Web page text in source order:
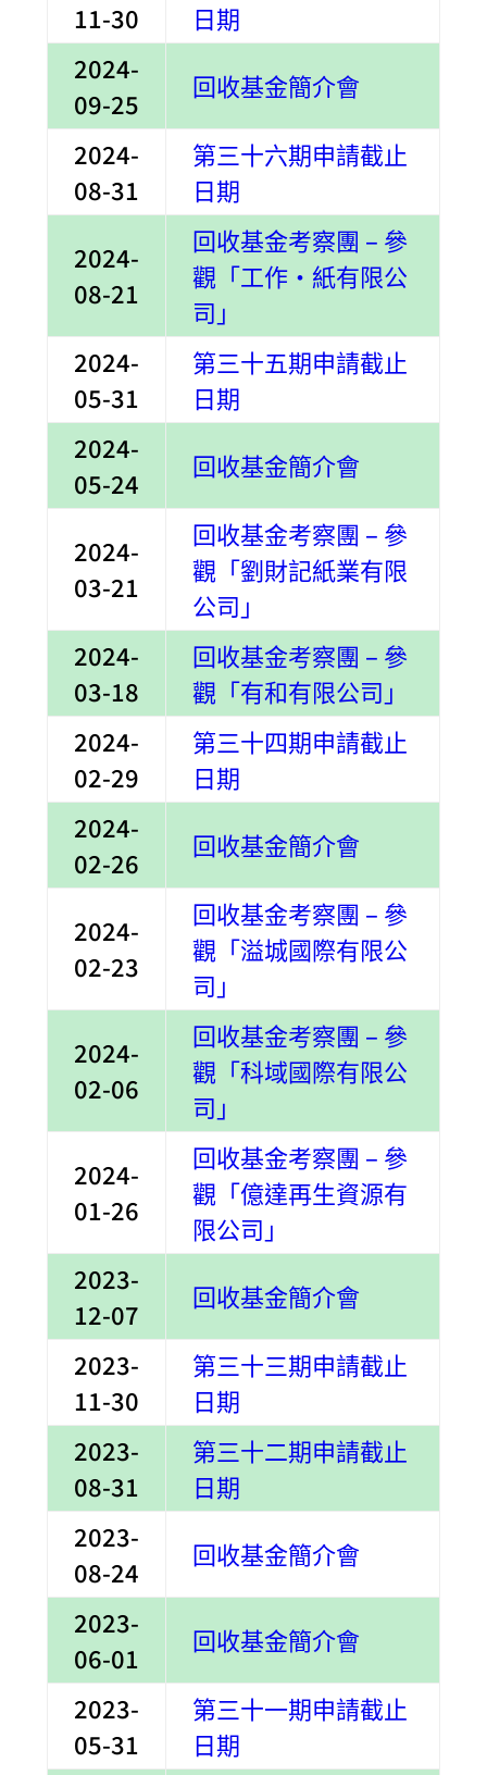
11-30
日期
2024-
09-25
回收基金簡介會
2024-
08-31
第三十六期申請截止
日期
2024-
08-21
回收基金考察團 – 參
觀「工作‧紙有限公
司」
2024-
05-31
第三十五期申請截止
日期
2024-
05-24
回收基金簡介會
2024-
03-21
回收基金考察團 – 參
觀「劉財記紙業有限
公司」
2024-
03-18
回收基金考察團 – 參
觀「有和有限公司」
2024-
02-29
第三十四期申請截止
日期
2024-
02-26
回收基金簡介會
2024-
02-23
回收基金考察團 – 參
觀「溢城國際有限公
司」
2024-
02-06
回收基金考察團 – 參
觀「科域國際有限公
司」
2024-
01-26
回收基金考察團 – 參
觀「億達再生資源有
限公司」
2023-
12-07
回收基金簡介會
2023-
11-30
第三十三期申請截止
日期
2023-
08-31
第三十二期申請截止
日期
2023-
08-24
回收基金簡介會
2023-
06-01
回收基金簡介會
2023-
05-31
第三十一期申請截止
日期